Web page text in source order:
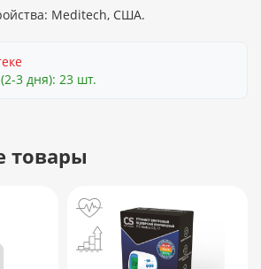
Meditech, США.
3 дня): 23 шт.
товары